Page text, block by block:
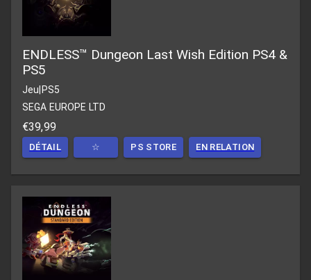
ENDLESS™ Dungeon Last Wish Edition PS4 &
PS5
Jeu PS5
SEGA EUROPE LTD
€39,99
DÉTAIL ☆ PS STORE EN RELATION